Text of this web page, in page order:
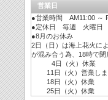
営業日
●営業時間 AM11:00 ～
●定休日 毎週 火曜日
●8月のお休み
2日（日）は海上花火に
が混み合う為、18時で閉
4日（火）休業
11日（火）営業しま
18日（火）休業
25日（火）休業